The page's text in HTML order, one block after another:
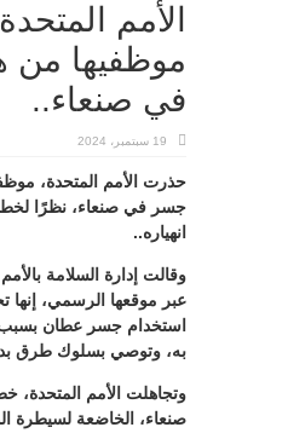
الأمم
موظفيها من
في صنعاء..
19 سبتمبر، 2024
حذرت الأمم المتحدة،
جسر في صنعاء، نظرًا
انهياره..
وقالت إدارة السلامة
عبر موقعها الرسمي، إنها
استخدام جسر عطان بسبب
به، وتوصي بسلوك طرق
وتجاهلت الأمم المتحدة،
صنعاء، الخاضعة لسيطرة